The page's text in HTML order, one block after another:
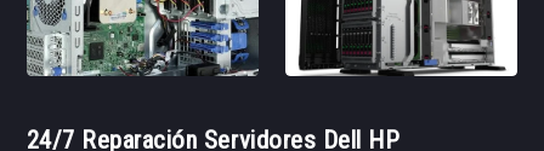
24/7 Reparación Servidores Dell HP